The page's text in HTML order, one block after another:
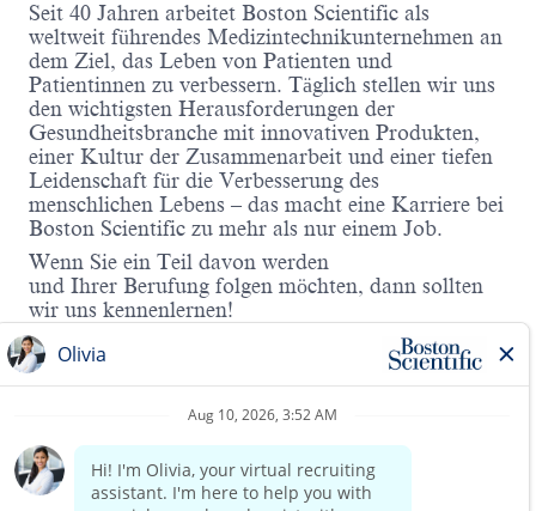
Seit 40 Jahren arbeitet Boston Scientific als
weltweit führendes Medizintechnikunternehmen an
dem Ziel, das Leben von Patienten und
Patientinnen zu verbessern. Täglich stellen wir uns
den wichtigsten Herausforderungen der
Gesundheitsbranche mit innovativen Produkten,
einer Kultur der Zusammenarbeit und einer tiefen
Leidenschaft für die Verbesserung des
menschlichen Lebens – das macht eine Karriere bei
Boston Scientific zu mehr als nur einem Job.
Wenn Sie ein Teil davon werden
und Ihrer Berufung folgen möchten, dann sollten
wir uns kennenlernen!
Für unseren Geschäftsbereich
suchen wir
zum nächstmöglichen Zeitpunkt für unser Office in
Düsseldorf eine:n
Finance & Accounting Analyst (m/w/d)
IHR VERANTWORTUNGSBEREICH
Eigenverantwortliche Buchhaltung der
Read more